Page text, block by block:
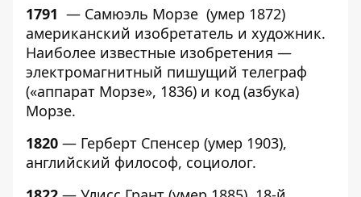
1791 — Самюэль Морзе (умер 1872)
американский изобретатель и художник.
Наиболее известные изобретения —
электромагнитный пишущий телеграф
(«аппарат Морзе», 1836) и код (азбука)
Морзе.
1820 — Герберт Спенсер (умер 1903),
английский философ, социолог.